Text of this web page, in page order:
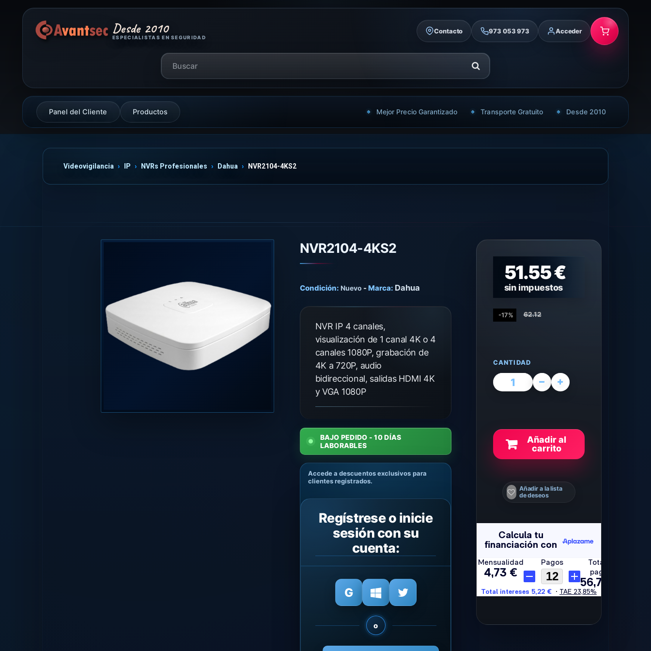
Desde 2010
ESPECIALISTAS EN SEGURIDAD
Contacto 973 053 973 Acceder
Panel del Cliente Productos Mejor Precio Garantizado Transporte Gratuito Desde 2010
Videovigilancia IP NVRs Profesionales Dahua NVR2104-4KS2
NVR2104-4KS2
Condición: Nuevo - Marca: Dahua
NVR IP 4 canales,
visualización de 1 canal 4K o 4
canales 1080P, grabación de
4K a 720P, audio
bidireccional, salidas HDMI 4K
y VGA 1080P
BAJO PEDIDO - 10 DÍAS
LABORABLES
Accede a descuentos exclusivos para
clientes registrados.
Regístrese o inicie
sesión con su
cuenta:
o
51.55 €
sin impuestos
-17% 62.12
CANTIDAD
Añadir al
carrito
Añadir a la lista
de deseos